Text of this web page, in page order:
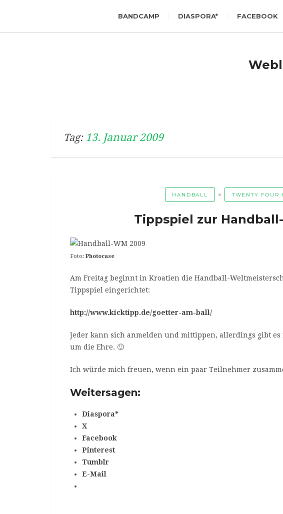
BANDCAMP DIASPORA* FACEBOOK
Tag: 13. Januar 2009
HANDBALL TWENTY FOUR
Tippspiel zur
Foto: Photocase
Am Freitag beginnt in Kroatien die Handball-
Tippspiel eingerichtet:
http://www.kicktipp.de/goetter-am-ball/
Jeder kann sich anmelden und mittippen, allerdings gibt
um die Ehre. 🙂
Ich würde mich freuen, wenn ein paar Teilnehmer
Weitersagen:
Diaspora*
X
Facebook
Pinterest
Tumblr
E-Mail